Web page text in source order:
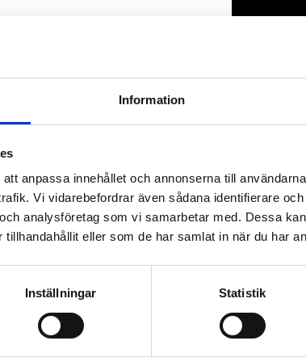
Information
anpassa innehållet och annonserna till
Vi vidarebefordrar även sådana identifierare
analysföretag som vi samarbetar med. Dessa
tillhandahållit eller som de har samlat in när du har
Inställningar Statistik